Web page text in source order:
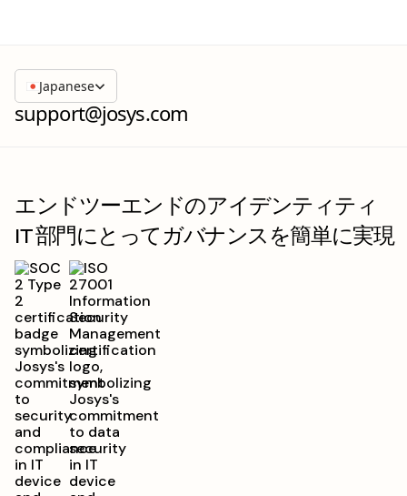
support@josys.com
Japanese
エンドツーエンドのアイデンティティ
IT 部門にとってガバナンスを簡単に実現